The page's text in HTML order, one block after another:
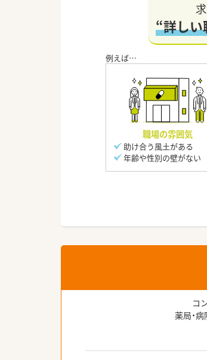
“詳し
職場の雰囲気
助け合う風土がある
年齢や性別の壁がない
コ
薬局・